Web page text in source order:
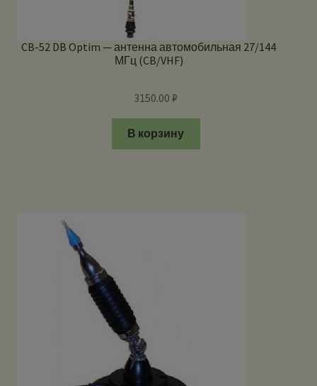
CB-52 DB Optim — антенна автомобильная 27/144
МГц (CB/VHF)
3150.00₽
В корзину